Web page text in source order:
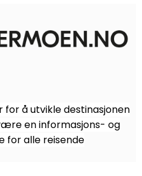
å utvikle destinasjonen
en informasjons- og
for alle reisende